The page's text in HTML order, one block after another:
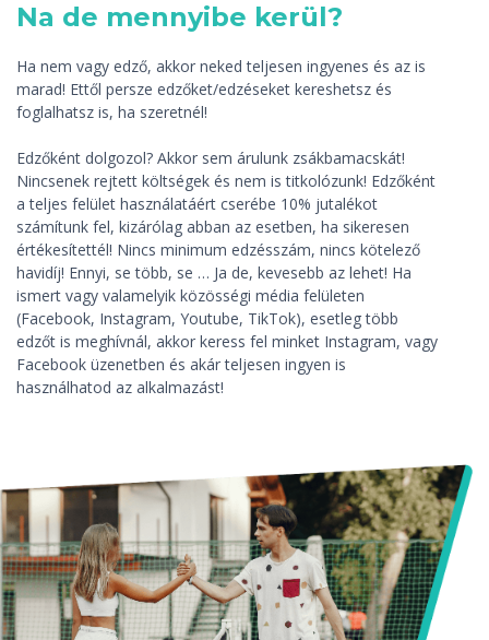
Na de mennyibe kerül?
Ha nem vagy edző, akkor neked teljesen ingyenes és az is
marad! Ettől persze edzőket/edzéseket kereshetsz és
foglalhatsz is, ha szeretnél!
Edzőként dolgozol? Akkor sem árulunk zsákbamacskát!
Nincsenek rejtett költségek és nem is titkolózunk! Edzőként
a teljes felület használatáért cserébe 10% jutalékot
számítunk fel, kizárólag abban az esetben, ha sikeresen
értékesítettél! Nincs minimum edzésszám, nincs kötelező
havidíj! Ennyi, se több, se … Ja de, kevesebb az lehet! Ha
ismert vagy valamelyik közösségi média felületen
(Facebook, Instagram, Youtube, TikTok), esetleg több
edzőt is meghívnál, akkor keress fel minket Instagram, vagy
Facebook üzenetben és akár teljesen ingyen is
használhatod az alkalmazást!